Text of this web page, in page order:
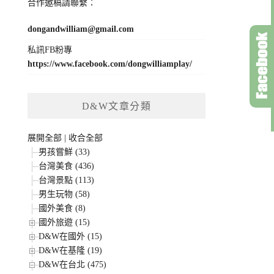
合作邀稿請聯繫：
dongandwilliam@gmail.com
私訊FB粉專
https://www.facebook.com/dongwilliamplay/
D&W文章分類
展開全部
收合全部
男孩嘗鮮 (33)
台灣美食 (436)
台灣景點 (113)
男生玩物 (58)
國外美食 (8)
國外旅遊 (15)
D&W在國外 (15)
D&W在基隆 (19)
D&W在台北 (475)